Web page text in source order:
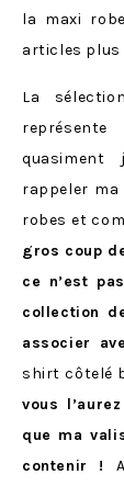
la maxi
articles plus
La
quasiment
rappeler
robes et
gros coup
ce n’est
collection
associer
shirt côtelé
vous
que ma
contenir !